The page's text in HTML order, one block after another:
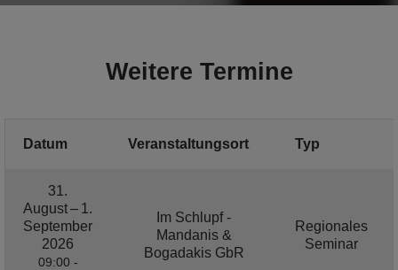
Weitere Termine
Datum Veranstaltungsort Typ
31.
August – 1.
September
2026
09:00 -
Im Schlupf -
Mandanis &
Bogadakis GbR
Regionales
Seminar